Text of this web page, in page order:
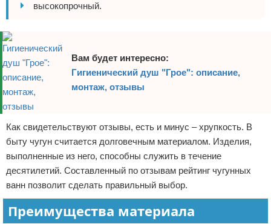
высокопрочный.
Вам будет интересно:
Гигиенический душ "Грое": описание,
монтаж, отзывы
Как свидетельствуют отзывы, есть и минус – хрупкость. В
быту чугун считается долговечным материалом. Изделия,
выполненные из него, способны служить в течение
десятилетий. Составленный по отзывам рейтинг чугунных
ванн позволит сделать правильный выбор.
Преимущества материала